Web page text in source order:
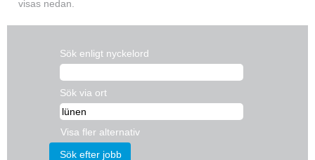
visas nedan.
Sök enligt nyckelord
Sök via ort
Visa fler alternativ